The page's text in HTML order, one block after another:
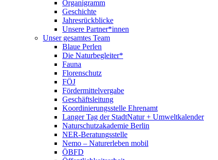
Organigramm
Geschichte
Jahresrückblicke
Unsere Partner*innen
Unser gesamtes Team
Blaue Perlen
Die Naturbegleiter*
Fauna
Florenschutz
FÖJ
Fördermittelvergabe
Geschäftsleitung
Koordinierungsstelle Ehrenamt
Langer Tag der StadtNatur + Umweltkalender
Naturschutzakademie Berlin
NER-Beratungsstelle
Nemo – Naturerleben mobil
ÖBFD